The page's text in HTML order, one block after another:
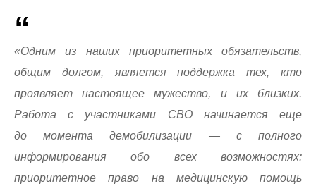
«Одним из наших приоритетных обязательств,
общим долгом, является поддержка тех, кто
проявляет настоящее мужество, и их близких.
Работа с участниками СВО начинается еще
до момента демобилизации — с полного
информирования обо всех возможностях:
приоритетное право на медицинскую помощь